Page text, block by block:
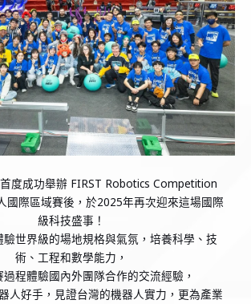
度成功舉辦 FIRST Robotics Competition
國際區域賽後，於2025年再次迎來這場國際
級科技盛事！
世界級的場地規格與氣氛，培養科學、技
術、工程和數學能力，
程體驗國內外團隊合作的交流經驗，
人好手，見證台灣的機器人實力，更為產業